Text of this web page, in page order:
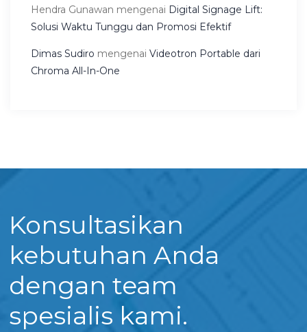
Hendra Gunawan mengenai Digital Signage Lift:
Solusi Waktu Tunggu dan Promosi Efektif
Dimas Sudiro mengenai Videotron Portable dari
Chroma All-In-One
Konsultasikan
kebutuhan Anda
dengan team
spesialis kami.